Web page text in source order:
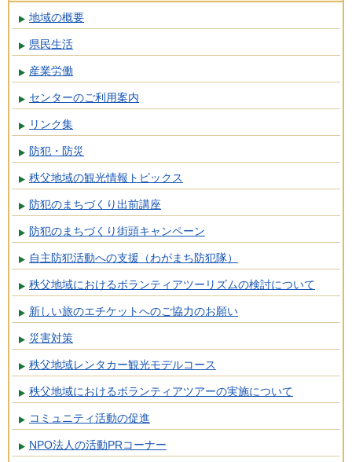
地域の概要
県民生活
産業労働
センターのご利用案内
リンク集
防犯・防災
秩父地域の観光情報トピックス
防犯のまちづくり出前講座
防犯のまちづくり街頭キャンペーン
自主防犯活動への支援（わがまち防犯隊）
秩父地域におけるボランティアツーリズムの検討について
新しい旅のエチケットへのご協力のお願い
災害対策
秩父地域レンタカー観光モデルコース
秩父地域におけるボランティアツアーの実施について
コミュニティ活動の促進
NPO法人の活動PRコーナー